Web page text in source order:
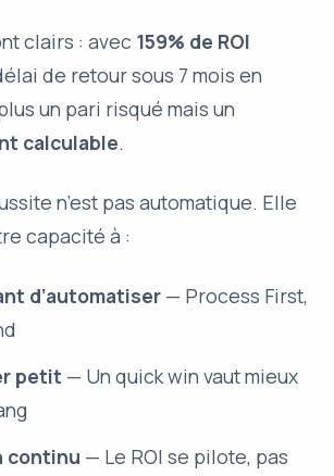
clairs : avec 159% de ROI
de retour sous 7 mois en
plus un pari risqué mais un
calculable.
n’est pas automatique. Elle
capacité à :
d’automatiser — Process First,
petit — Un quick win vaut mieux
continu — Le ROI se pilote, pas